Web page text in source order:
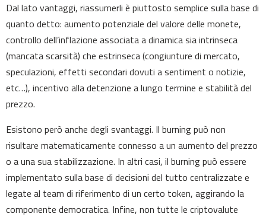
Dal lato vantaggi, riassumerli è piuttosto semplice sulla base di
quanto detto: aumento potenziale del valore delle monete,
controllo dell’inflazione associata a dinamica sia intrinseca
(mancata scarsità) che estrinseca (congiunture di mercato,
speculazioni, effetti secondari dovuti a sentiment o notizie,
etc…), incentivo alla detenzione a lungo termine e stabilità del
prezzo.
Esistono però anche degli svantaggi. Il burning può non
risultare matematicamente connesso a un aumento del prezzo
o a una sua stabilizzazione. In altri casi, il burning può essere
implementato sulla base di decisioni del tutto centralizzate e
legate al team di riferimento di un certo token, aggirando la
componente democratica. Infine, non tutte le criptovalute